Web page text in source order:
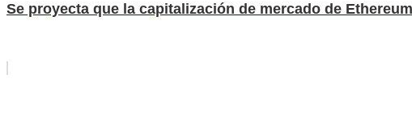
Se proyecta que la capitalización de mercado de